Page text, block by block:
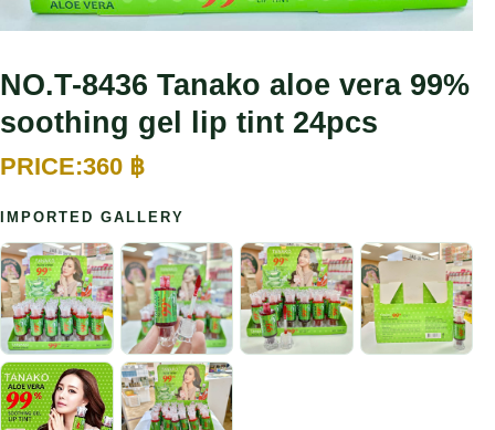
NO.T-8436 Tanako aloe vera 99%
soothing gel lip tint 24pcs
360 ฿
IMPORTED GALLERY